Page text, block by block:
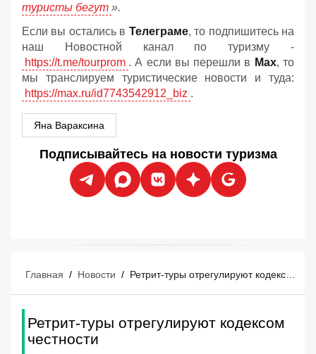
туристы бегут ».
Если вы остались в Телеграме, то подпишитесь на
наш Новостной канал по туризму -
https://t.me/tourprom . А если вы перешли в Мах, то
мы транслируем туристические новости и туда:
https://max.ru/id7743542912_biz .
Яна Вараксина
Подписывайтесь на новости туризма
Главная / Новости /
Ретрит-туры отрегулируют кодексом
честности